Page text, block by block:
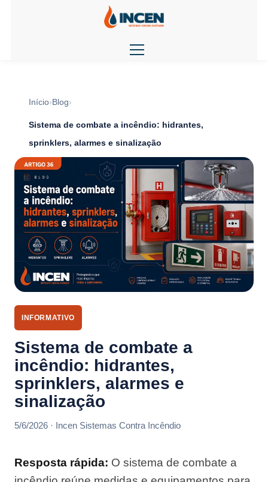
Início Blog
Sistema de combate a incêndio: hidrantes,
sprinklers, alarmes e sinalização
INFORMATIVO
Sistema de combate a
incêndio: hidrantes,
sprinklers, alarmes e
sinalização
5/6/2026 · Incen Sistemas Contra Incêndio
Resposta rápida: O sistema de combate a